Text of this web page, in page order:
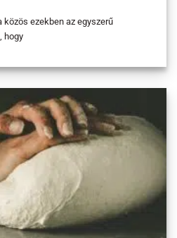
ezekben az egyszerű
hogy